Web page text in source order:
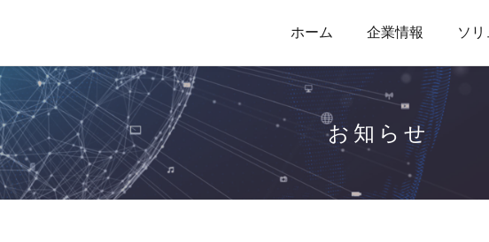
ホーム 企業情報 ソ
お知らせ